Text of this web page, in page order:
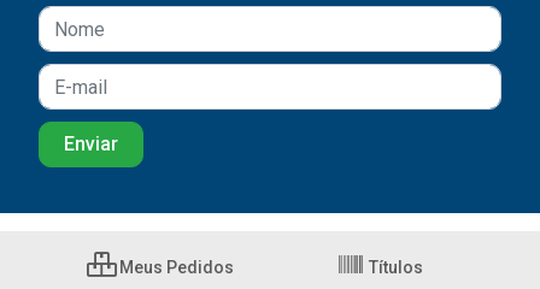
Meus Pedidos Títulos